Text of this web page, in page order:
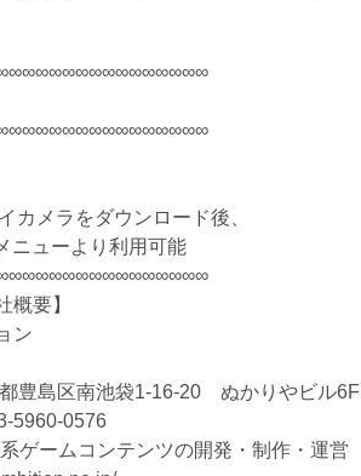
カメラをダウンロード後、
ニューより利用可能
要】
ン
豊島区南池袋1-16-20 ぬかりやビル6F
5960-0576
ゲームコンテンツの開発・制作・運営